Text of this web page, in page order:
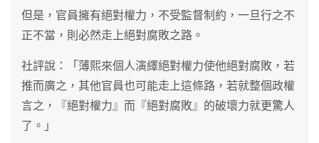
但是，官員擁有絕對權力，不受監督制約，一旦行之不
正不當，則必然走上絕對腐敗之路。
社評說：「薄熙來個人演繹絕對權力使他絕對腐敗，若
推而廣之，其他官員也可能走上這條路，若就整個政權
言之，『絕對權力』而『絕對腐敗』的破壞力就更驚人
了。」